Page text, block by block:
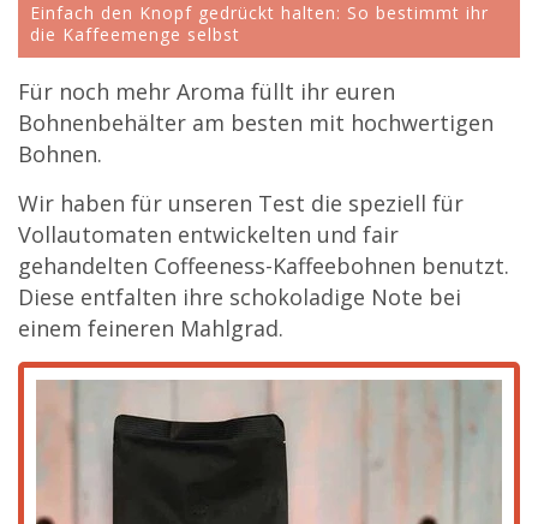
Einfach den Knopf gedrückt halten: So bestimmt ihr
die Kaffeemenge selbst
Für noch mehr Aroma füllt ihr euren
Bohnenbehälter am besten mit hochwertigen
Bohnen.
Wir haben für unseren Test die speziell für
Vollautomaten entwickelten und fair
gehandelten Coffeeness-Kaffeebohnen benutzt.
Diese entfalten ihre schokoladige Note bei
einem feineren Mahlgrad.